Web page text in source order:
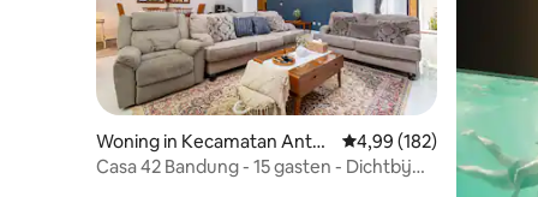
Woning in Kecamatan Antap
ani
Gemiddelde
4,99 (182)
Casa 42 Bandung - 15 gasten - Dichtbij